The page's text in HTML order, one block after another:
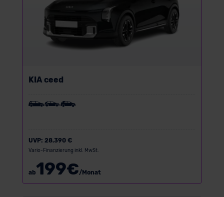
KIA ceed
UVP: 28.390 €
Vario-Finanzierung inkl. MwSt.
ab199€/Monat